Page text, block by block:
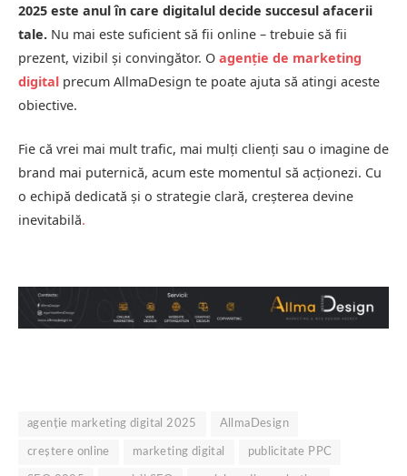
2025 este anul în care digitalul decide succesul afacerii
tale. Nu mai este suficient să fii online – trebuie să fii
prezent, vizibil și convingător. O agenție de marketing
digital precum AllmaDesign te poate ajuta să atingi aceste
obiective.
Fie că vrei mai mult trafic, mai mulți clienți sau o imagine de
brand mai puternică, acum este momentul să acționezi. Cu
o echipă dedicată și o strategie clară, creșterea devine
inevitabilă.
agenție marketing digital 2025 AllmaDesign
creștere online marketing digital publicitate PPC